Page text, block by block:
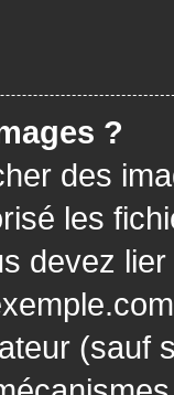
?
des
les
devez
(sauf